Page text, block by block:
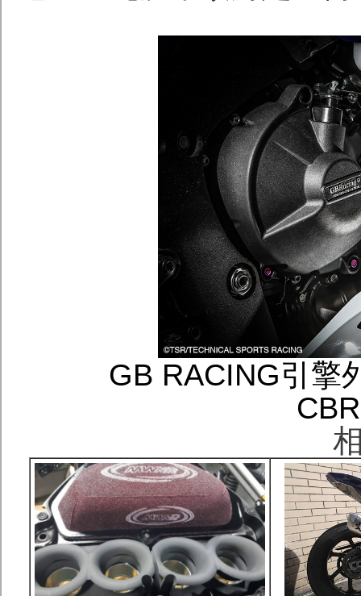
GB RACING引擎